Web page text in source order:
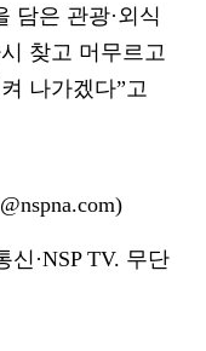
담은 관광·외식
찾고 머무르고
나가겠다”고
·NSP TV. 무단